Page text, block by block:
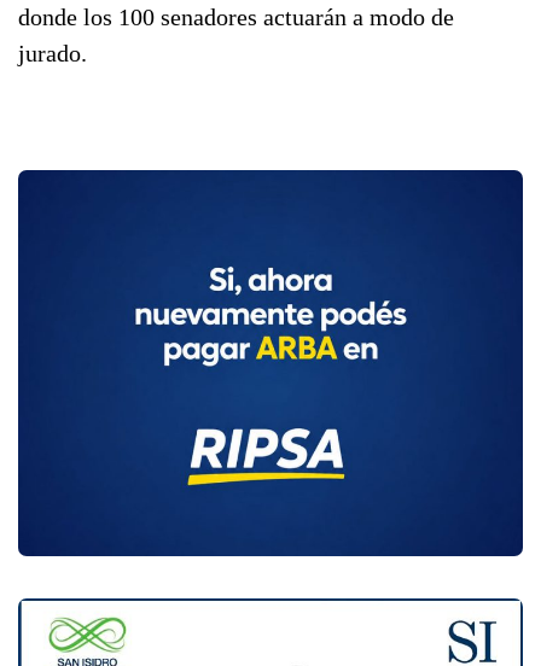
donde los 100 senadores actuarán a modo de
jurado.